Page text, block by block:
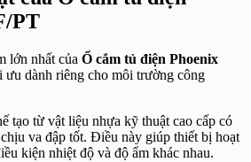
PT
lớn nhất của Ổ cắm tủ điện Phoenix
ưu dành riêng cho môi trường công
tạo từ vật liệu nhựa kỹ thuật cao cấp có
va đập tốt. Điều này giúp thiết bị hoạt
kiện nhiệt độ và độ ẩm khác nhau.